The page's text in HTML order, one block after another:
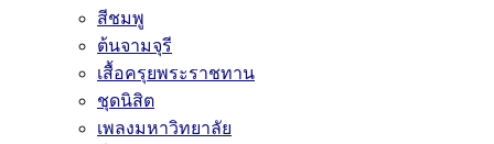
สีชมพู
ต้นจามจุรี
เสื้อครุยพระราชทาน
ชุดนิสิต
เพลงมหาวิทยาลัย